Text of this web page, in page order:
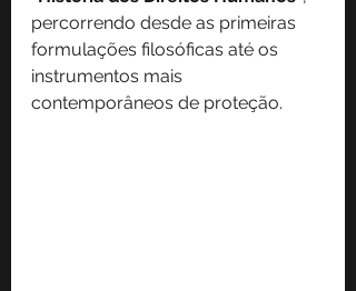
percorrendo desde as primeiras
formulações filosóficas até os
instrumentos mais
contemporâneos de proteção.